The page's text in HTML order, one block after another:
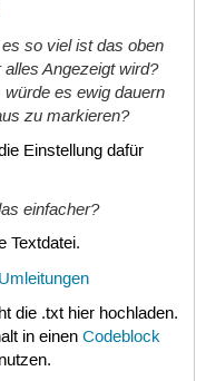
so viel ist das oben
Angezeigt wird?
es ewig dauern
zu markieren?
Einstellung dafür
einfacher?
Textdatei.
die .txt hier hochladen.
in einen Codeblock